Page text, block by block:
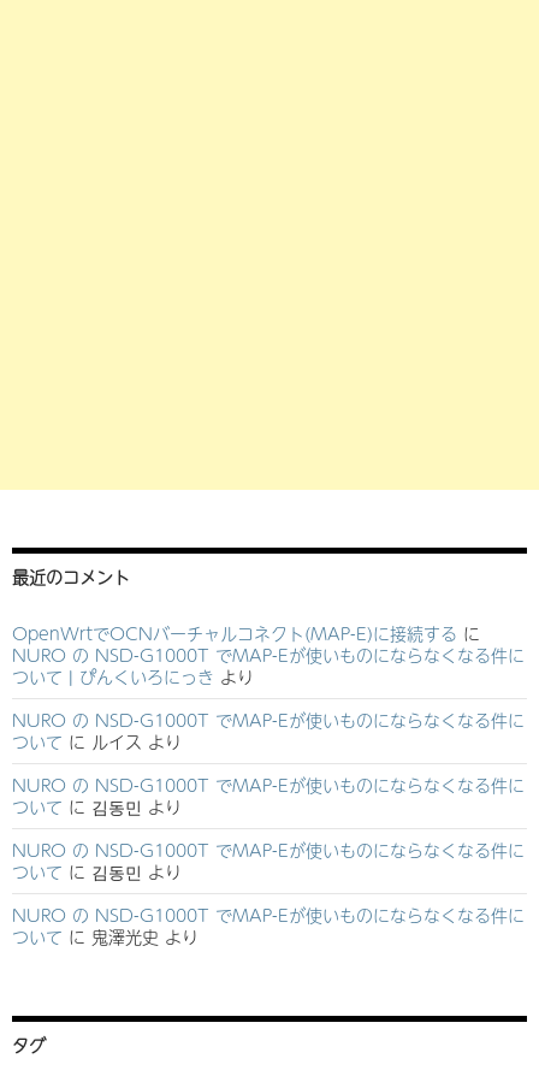
最近のコメント
OpenWrtでOCNバーチャルコネクト(MAP-E)に接続する に
NURO の NSD-G1000T でMAP-Eが使いものにならなくなる件に
ついて | ぴんくいろにっき より
NURO の NSD-G1000T でMAP-Eが使いものにならなくなる件に
ついて に ルイス より
NURO の NSD-G1000T でMAP-Eが使いものにならなくなる件に
ついて に 김동민 より
NURO の NSD-G1000T でMAP-Eが使いものにならなくなる件に
ついて に 김동민 より
NURO の NSD-G1000T でMAP-Eが使いものにならなくなる件に
ついて に 鬼澤光史 より
タグ